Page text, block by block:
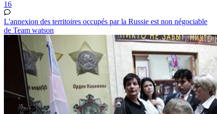
16
L'annexion des territoires occupés par la Russie est non négociable
de Team watson